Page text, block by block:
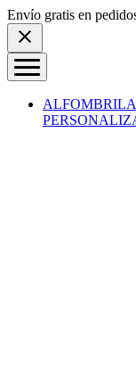
Skip to content
Envío gratis en